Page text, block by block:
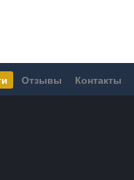
Отзывы Контакты